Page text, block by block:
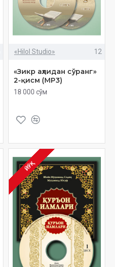
«Hilol Studio» 12
«Зикр аҳлидан сўранг»
2-қисм (МP3)
18 000 сўм
ЙЎҚ